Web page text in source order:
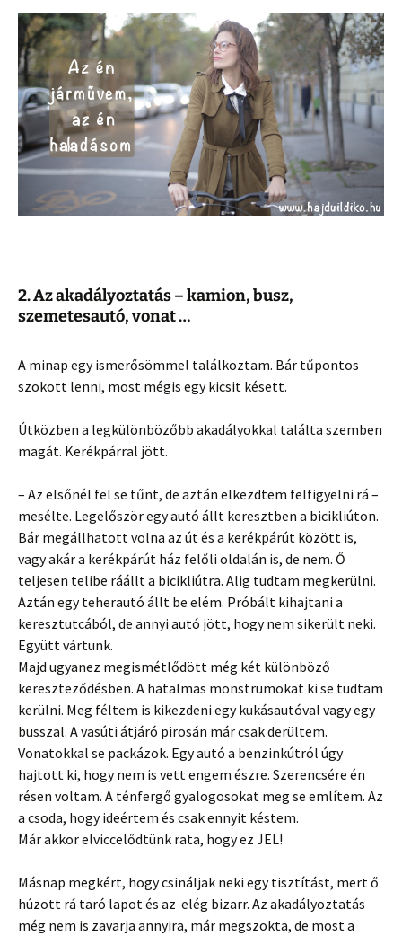
2. Az akadályoztatás – kamion, busz,
szemetesautó, vonat …
A minap egy ismerősömmel találkoztam. Bár tűpontos
szokott lenni, most mégis egy kicsit késett.
Útközben a legkülönbözőbb akadályokkal találta szemben
magát. Kerékpárral jött.
– Az elsőnél fel se tűnt, de aztán elkezdtem felfigyelni rá –
mesélte. Legelőször egy autó állt keresztben a bicikliúton.
Bár megállhatott volna az út és a kerékpárút között is,
vagy akár a kerékpárút ház felőli oldalán is, de nem. Ő
teljesen telibe ráállt a bicikliútra. Alig tudtam megkerülni.
Aztán egy teherautó állt be elém. Próbált kihajtani a
keresztutcából, de annyi autó jött, hogy nem sikerült neki.
Együtt vártunk.
Majd ugyanez megismétlődött még két különböző
kereszteződésben. A hatalmas monstrumokat ki se tudtam
kerülni. Meg féltem is kikezdeni egy kukásautóval vagy egy
busszal. A vasúti átjáró pirosán már csak derültem.
Vonatokkal se packázok. Egy autó a benzinkútról úgy
hajtott ki, hogy nem is vett engem észre. Szerencsére én
résen voltam. A ténfergő gyalogosokat meg se említem. Az
a csoda, hogy ideértem és csak ennyit késtem.
Már akkor elviccelődtünk rata, hogy ez JEL!
Másnap megkért, hogy csináljak neki egy tisztítást, mert ő
húzott rá taró lapot és az elég bizarr. Az akadályoztatás
még nem is zavarja annyira, már megszokta, de most a